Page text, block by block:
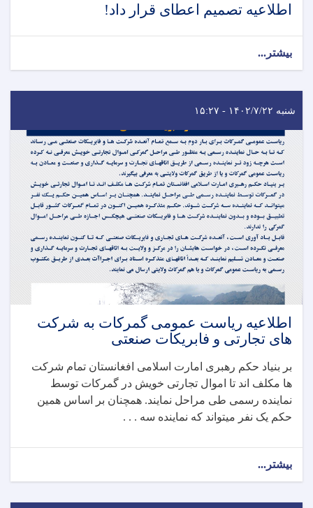
اطلاعیه تصمیم اعطای قرار داد!
بیشتر...
شنبه ۱۴۰۲/۷/۲۲ - ۱۵:۲۷
اطلاعیه ریاست عمومی گمرکات به شرکت
های تجارتی و فابریکات صنعتی
بر بنیاد حکم رهبری امارت اسلامی افغانستان تمام شرکت
ها مکلف اند تا اموال تجارتی خویش در گمرکات توسط
نماینده رسمی طی مراحل نمایند. همچنان بر اساس همین
حکم یک نفر میتواند که نماینده سه . . .
بیشتر...